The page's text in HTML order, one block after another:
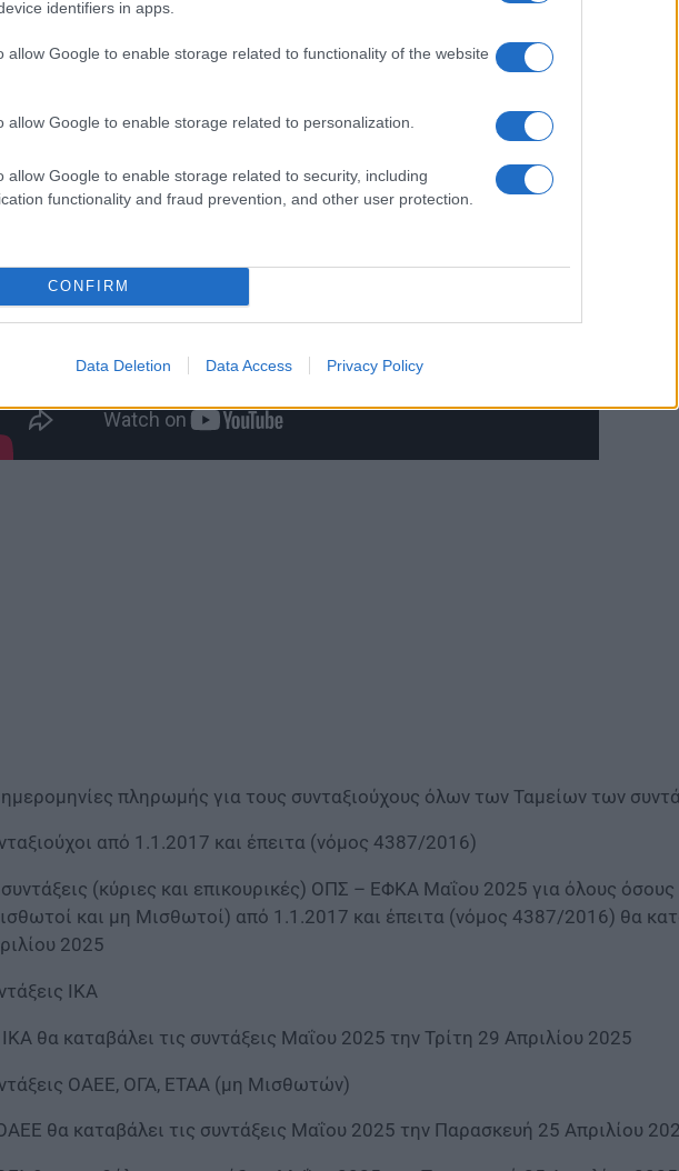
identifiers in apps.
allow Google to enable storage related to functionality of the website
allow Google to enable storage related to personalization.
allow Google to enable storage related to security, including
functionality and fraud prevention, and other user protection.
CONFIRM
Data Deletion Data Access Privacy Policy
δε θα καταβληθούν οι συντάξεις πριν το Πάσχα, ακόμα κι αν το ζητούσε ο
όπως δήλωσε τα χρονικά περιθώρια που χρειάζονται για μια τέτοια
και δε θα γίνει σωστά.
πληρωμής για τους συνταξιούχους όλων των Ταμείων των
από 1.1.2017 και έπειτα (νόμος 4387/2016)
(κύριες και επικουρικές) ΟΠΣ – ΕΦΚΑ Μαΐου 2025 για όλους όσους
και μη Μισθωτοί) από 1.1.2017 και έπειτα (νόμος 4387/2016) θα
2025
ΙΚΑ
θα καταβάλει τις συντάξεις Μαΐου 2025 την Τρίτη 29 Απριλίου 2025
ΟΑΕΕ, ΟΓΑ, ΕΤΑΑ (μη Μισθωτών)
θα καταβάλει τις συντάξεις Μαΐου 2025 την Παρασκευή 25 Απριλίου